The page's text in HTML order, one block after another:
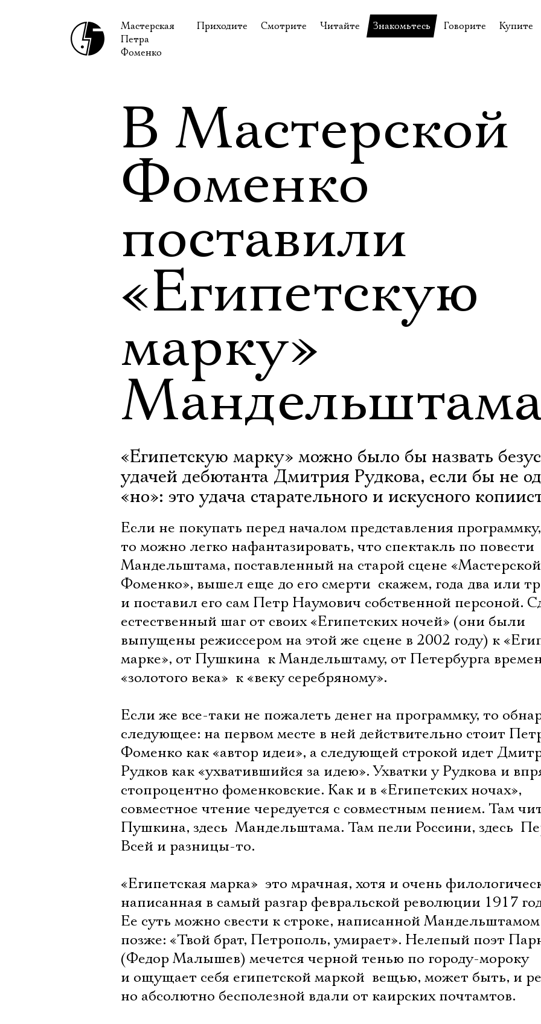
Мастерская
Петра
Фоменко
Приходите
Доступ для инвалидов
Правила посещения
Смотрите
Внеклассные чтения
Читайте
Архив проектов
Благодарности
Библиотека Гумилёва
Знакомьтесь
Художники
Владимир Максимов
Говорите
Личный приём
Купите
В Мастерской
Фоменко
поставили
«Египетскую
марку»
«Египетскую марку» можно было бы назвать
удачей дебютанта Дмитрия Рудкова, если бы не
«но»: это удача старательного и искусного
Если не покупать перед началом представления программку,
то можно легко нафантазировать, что спектакль по повести
Мандельштама, поставленный на старой сцене
Фоменко», вышел еще до его смерти  скажем, года два или три
и поставил его сам Петр Наумович собственной персоной.
естественный шаг от своих «Египетских ночей» (они были
выпущены режиссером на этой же сцене в 2002 году) к
марке», от Пушкина  к Мандельштаму, от Петербурга
«золотого века»  к «веку серебряному».
Если же все-таки не пожалеть денег на программку, то
следующее: на первом месте в ней действительно стоит
Фоменко как «автор идеи», а следующей строкой идет
Рудков как «ухватившийся за идею». Ухватки у Рудкова и
стопроцентно фоменковские. Как и в «Египетских ночах»,
совместное чтение чередуется с совместным пением. Там
Пушкина, здесь  Мандельштама. Там пели Россини, здесь 
Всей и разницы-то.
«Египетская марка»  это мрачная, хотя и очень
написанная в самый разгар февральской революции 1917
Ее суть можно свести к строке, написанной
позже: «Твой брат, Петрополь, умирает». Нелепый поэт
(Федор Малышев) мечется черной тенью по городу-мороку
и ощущает себя египетской маркой  вещью, может быть, и
но абсолютно бесполезной вдали от каирских почтамтов.